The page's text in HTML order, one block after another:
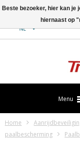
NL
Menu
Home
paalbescherming
Beste bezoeker, hier kan
hiernaast op